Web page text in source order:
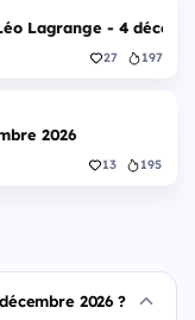
Lagrange - 4
27 197
2026
13 195
2026 ?